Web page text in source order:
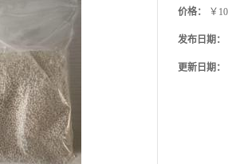
价格： ￥
发布日期：
更新日期：